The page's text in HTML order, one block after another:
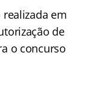
em
de
o concurso